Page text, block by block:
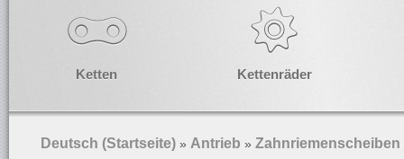
Ketten Kettenräder
Deutsch (Startseite) » Antrieb » Zahnriemenscheiben